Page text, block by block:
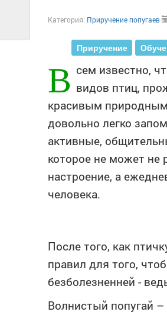
Категория: Приручение попугаев
Приручение
В сем известно,
видов птиц,
красивым
довольно легко
активные,
которое не может не
настроение, а
человека.
После того, как
правил для того,
безболезненней -
Волнистый попугай –